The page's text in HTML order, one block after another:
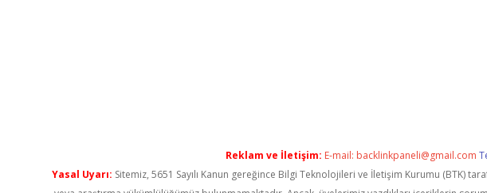
Reklam ve İletişim: E-mail: backlinkpaneli@gmail.com
Yasal Uyarı: Sitemiz, 5651 Sayılı Kanun gereğince Bilgi Teknolojileri ve İletişim Kurumu (BTK)